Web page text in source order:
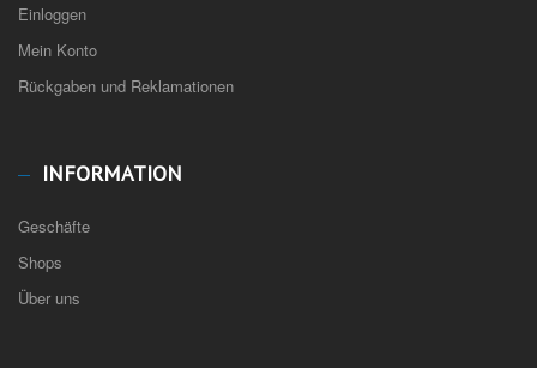
Einloggen
Mein Konto
Rückgaben und Reklamationen
INFORMATION
Geschäfte
Shops
Über uns